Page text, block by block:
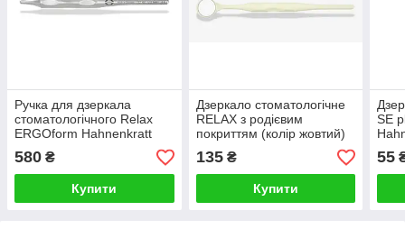
Ручка для дзеркала
стоматологічного Relax
ERGOform Hahnenkratt
580 ₴
Купити
Дзеркало стоматологічне
RELAX з родієвим
покриттям (колір жовтий)
Hahnenkratt
135₴
Купити
SE
55